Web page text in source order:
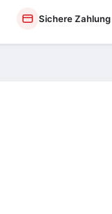
Sichere Zahlung